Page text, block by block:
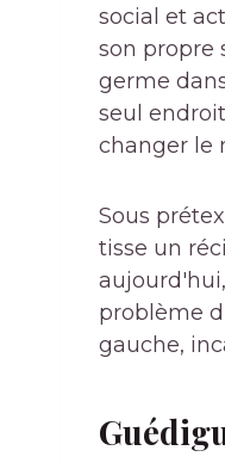
social et
son propre
germe
seul
changer le
Sous
tisse un
problème
gauche,